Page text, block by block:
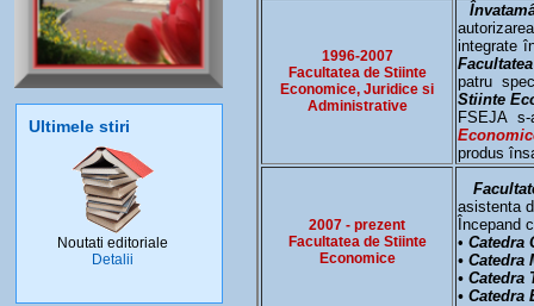
1996-2007
Facultatea de Stiinte
Economice, Juridice si
Administrative
integrate
patru
Stiinte
FSEJA
produs
2007 - prezent
Facultatea de Stiinte
Economice
asistenta
Începand
• Catedra
• Catedra
• Catedra
•
Ultimele stiri
Noutati editoriale
Detalii